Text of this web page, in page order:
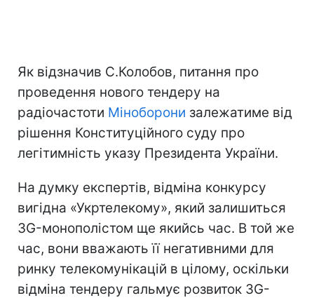
Як відзначив С.Колобов, питання про
проведення нового тендеру на
радіочастоти Міноборони залежатиме від
рішення Конституційного суду про
легітимність указу Президента України.
На думку експертів, відміна конкурсу
вигідна «Укртелекому», який залишиться
3G-монополістом ще якийсь час. В той же
час, вони вважають її негативними для
ринку телекомунікацій в цілому, оскільки
відміна тендеру гальмує розвиток 3G-